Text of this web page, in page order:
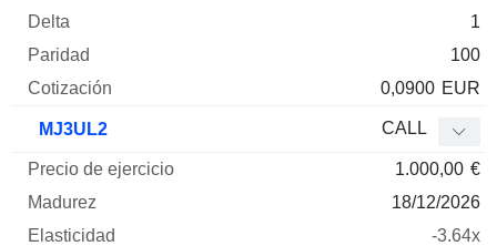
1
100
0,0900 EUR
MJ3UL2 CALL
1.000,00 €
18/12/2026
-3.64x